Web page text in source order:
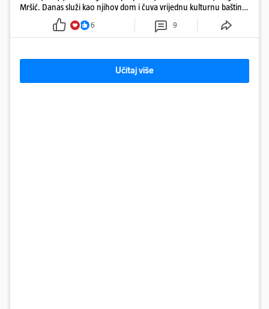
Mršić. Danas služi kao njihov dom i čuva vrijednu kulturnu baštinu
davno zaboravljenog vremena
6 9
Učitaj više